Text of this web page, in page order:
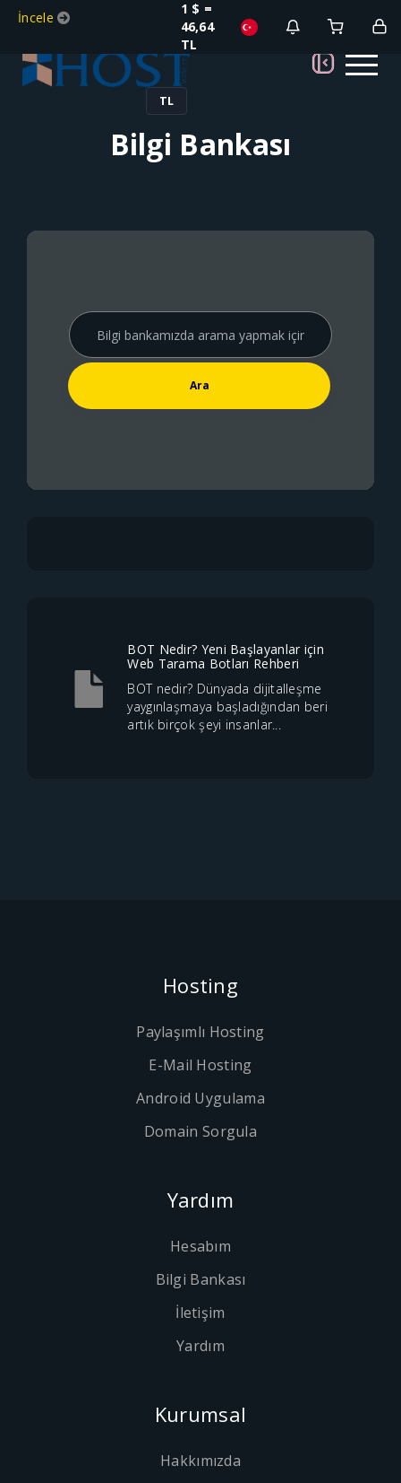
İncele
1 $ =
46,64
TL
TL
Bilgi Bankası
BOT Nedir? Yeni Başlayanlar için
Web Tarama Botları Rehberi
BOT nedir? Dünyada dijitalleşme
yaygınlaşmaya başladığından beri
artık birçok şeyi insanlar...
Hosting
Paylaşımlı Hosting
E-Mail Hosting
Android Uygulama
Domain Sorgula
Yardım
Hesabım
Bilgi Bankası
İletişim
Yardım
Kurumsal
Hakkımızda